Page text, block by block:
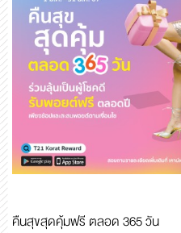
คืนสุขสุดคุ้มฟรี ตลอด 365 วัน